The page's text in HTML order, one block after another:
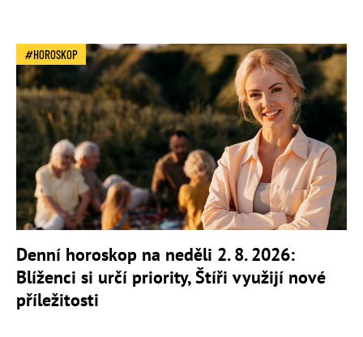
HOROSKOP
Denní horoskop na neděli 2. 8. 2026:
Blíženci si určí priority, Štíři využijí nové
příležitosti